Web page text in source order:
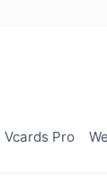
Vcards Pro